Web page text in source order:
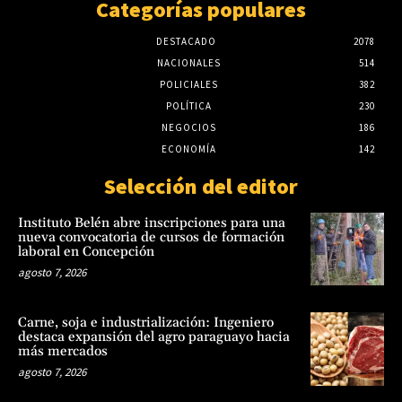
Categorías populares
DESTACADO
2078
NACIONALES
514
POLICIALES
382
POLÍTICA
230
NEGOCIOS
186
ECONOMÍA
142
Selección del editor
Instituto Belén abre inscripciones para una
nueva convocatoria de cursos de formación
laboral en Concepción
agosto 7, 2026
Carne, soja e industrialización: Ingeniero
destaca expansión del agro paraguayo hacia
más mercados
agosto 7, 2026